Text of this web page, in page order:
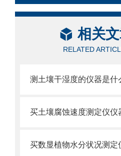
相关
RELATED